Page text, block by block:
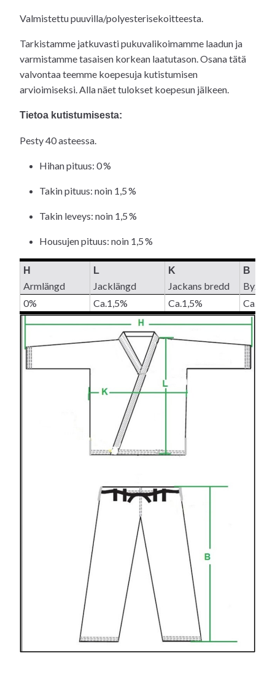
Valmistettu puuvilla/polyesterisekoitteesta.
Tarkistamme jatkuvasti pukuvalikoimamme laadun ja
varmistamme tasaisen korkean laatutason. Osana tätä
valvontaa teemme koe­pesuja kutistumisen
arvioimiseksi. Alla näet tulokset koe­pesun jälkeen.
Tietoa kutistumisesta:
Pesty 40 asteessa.
Hihan pituus: 0 %
Takin pituus: noin 1,5 %
Takin leveys: noin 1,5 %
Housujen pituus: noin 1,5 %
H
Armlängd
L
Jacklängd
K
Jackans bredd
B
0%
Ca.1,5% Ca.1,5%